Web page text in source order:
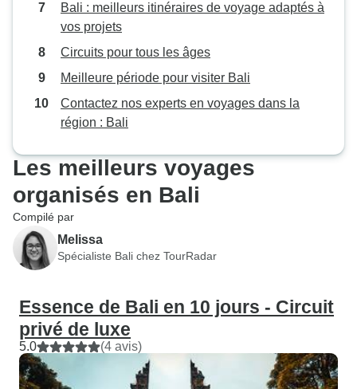
Bali : meilleurs itinéraires de voyage adaptés à
vos projets
Circuits pour tous les âges
Meilleure période pour visiter Bali
Contactez nos experts en voyages dans la
région : Bali
Les meilleurs voyages
organisés en Bali
Compilé par
Melissa
Spécialiste Bali chez TourRadar
Essence de Bali en 10 jours - Circuit
privé de luxe
5.0 (4 avis)